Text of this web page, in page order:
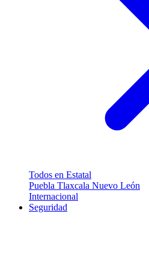
Todos en Estatal
Puebla Tlaxcala Nuevo León
Internacional
Seguridad